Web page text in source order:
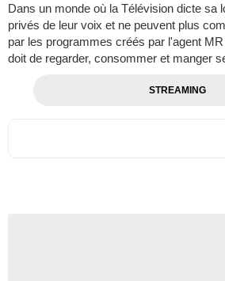
Dans un monde où la Télévision dicte sa
privés de leur voix et ne peuvent plus
par les programmes créés par l'agent
doit de regarder, consommer et manger
STREAMING